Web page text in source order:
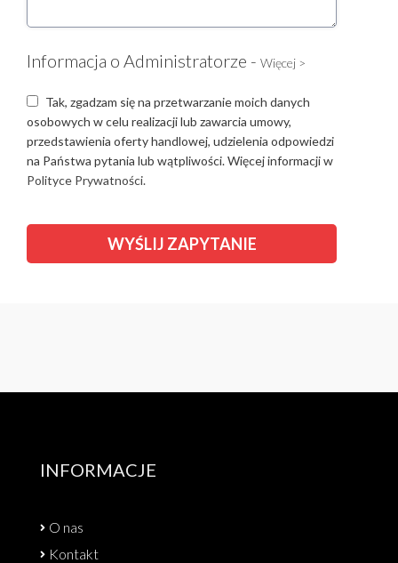
Informacja o Administratorze - Więcej >
Tak, zgadzam się na przetwarzanie moich danych
osobowych w celu realizacji lub zawarcia umowy,
przedstawienia oferty handlowej, udzielenia odpowiedzi
na Państwa pytania lub wątpliwości. Więcej informacji w
Polityce Prywatności.
INFORMACJE
O nas
Kontakt